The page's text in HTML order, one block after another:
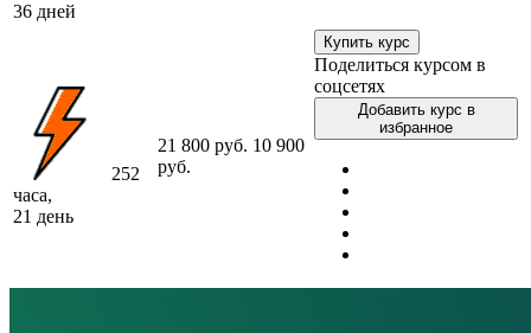
36 дней
252
часа,
21 день
21 800 руб. 10 900
руб.
Купить курс
Поделиться курсом в
соцсетях
Добавить курс в
избранное